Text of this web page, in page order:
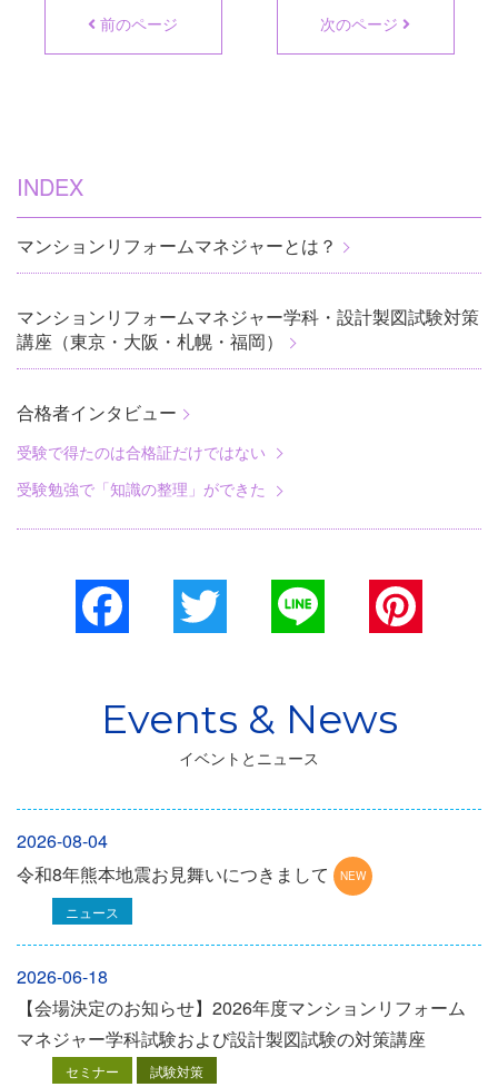
前のページ 次のページ
INDEX
マンションリフォームマネジャーとは？
マンションリフォームマネジャー学科・設計製図試験対策
講座（東京・大阪・札幌・福岡）
合格者インタビュー
受験で得たのは合格証だけではない
受験勉強で「知識の整理」ができた
Facebook
イベントとニュース
2026-08-04
令和8年熊本地震お見舞いにつきまして
ニュース
2026-06-18
【会場決定のお知らせ】2026年度マンションリフォーム
マネジャー学科試験および設計製図試験の対策講座
セミナー 試験対策